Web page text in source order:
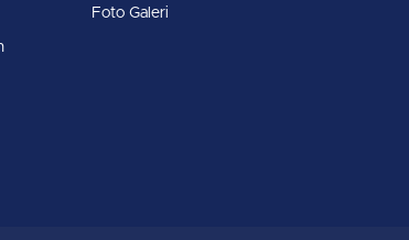
Foto Galeri